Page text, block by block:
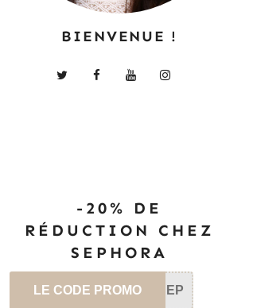
BIENVENUE !
-20% DE
RÉDUCTION CHEZ
SEPHORA
LE CODE PROMO SEP